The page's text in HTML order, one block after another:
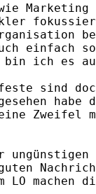
wie
einfach
bin ich es
sind
Zweifel
guten
LO